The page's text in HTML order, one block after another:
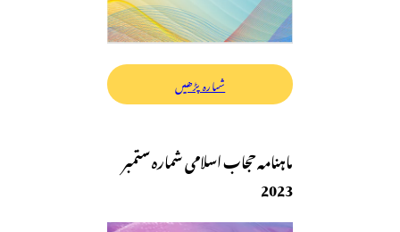
شمارہ پڑھیں
ماہنامہ حجاب اسلامی شمارہ ستمبر
2023